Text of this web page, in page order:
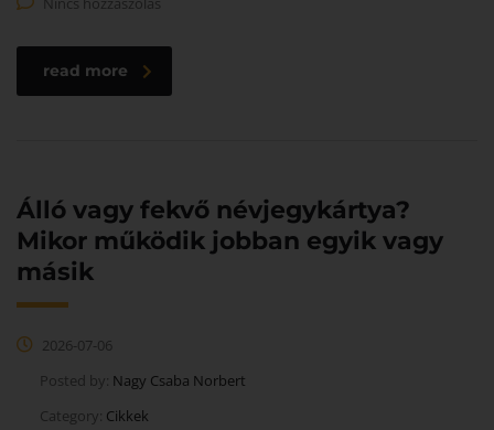
read more
Álló vagy fekvő névjegykártya?
Mikor működik jobban egyik vagy
másik
2026-07-06
Posted by: Nagy Csaba Norbert
Category: Cikkek